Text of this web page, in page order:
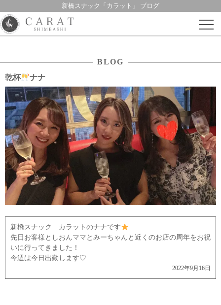
新橋スナック「カラット」 ブログ
Skip
BLOG
乾杯
ナナ
新橋スナック カラットのナナです
先日お客様としおんママとみーちゃんと近くのお店の周年をお祝
いに行ってきました！
今週は今日出勤します♡
2022年9月16日